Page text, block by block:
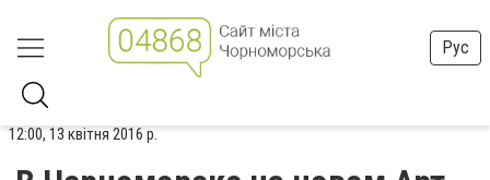
Рус
12:00, 13 квітня 2016 р.